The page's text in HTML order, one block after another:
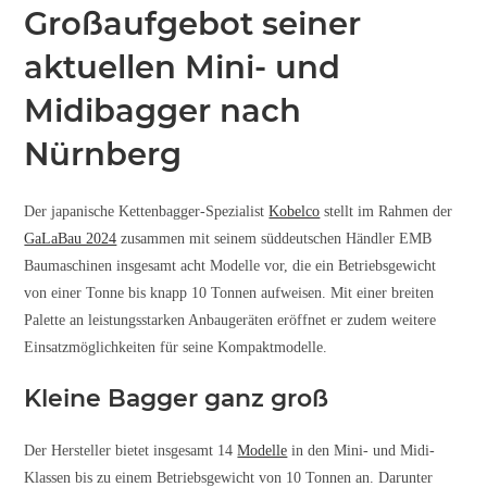
Großaufgebot seiner
aktuellen Mini- und
Midibagger nach
Nürnberg
Der japanische Kettenbagger-SpezialistKobelco stellt im Rahmen der
GaLaBau 2024 zusammen mit seinem süddeutschen Händler EMB
Baumaschinen insgesamt acht Modelle vor, die ein Betriebsgewicht
von einer Tonne bis knapp 10 Tonnen aufweisen. Mit einer breiten
Palette an leistungsstarken Anbaugeräten eröffnet er zudem weitere
Einsatzmöglichkeiten für seine Kompaktmodelle.
Kleine Bagger ganz groß
Der Hersteller bietet insgesamt 14Modelle in den Mini- und Midi-
Klassen bis zu einem Betriebsgewicht von 10 Tonnen an. Darunter